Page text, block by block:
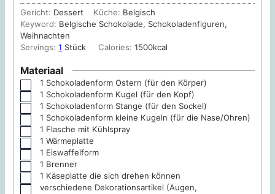
Gericht: Dessert Küche: Belgisch
Keyword: Belgische Schokolade, Schokoladenfiguren,
Weihnachten
Servings:1 Stück Calories:1500kcal
Materiaal
▢
1 SchokoladenformOstern (für den Körper)
▢
1 Schokoladenform Kugel (für den Kopf)
▢
1 Schokoladenform Stange (für den Sockel)
▢
1 Schokoladenform kleine Kugeln (für die Nase/Ohren)
▢
1 Flasche mit Kühlspray
▢
1 Wärmeplatte
▢
1 Eiswaffelform
▢
1 Brenner
▢
1 Käseplattedie sich drehen können
▢
verschiedene Dekorationsartikel (Augen,